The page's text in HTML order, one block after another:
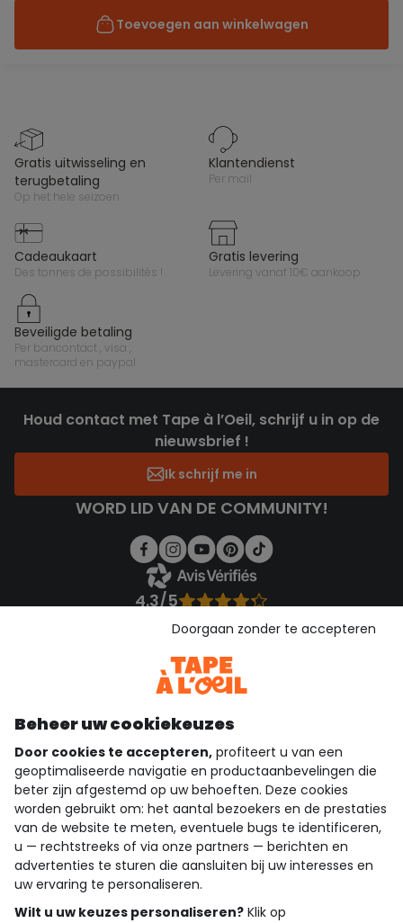
Toevoegen aan winkelwagen
gratis uitwisseling en
terugbetaling
op het hele seizoen
klantendienst
per mail
cadeaukaart
des tonnes de possibilités !
gratis levering
levering vanaf 10€ aankoop
beveiligde betaling
per bancontact , visa ,
mastercard en paypal
Houd contact met Tape à l’Oeil, schrijf u in op de
nieuwsbrief !
Ik schrijf me in
WORD LID VAN DE COMMUNITY!
4.3/5
Bekijk de vertrouwensverklaring
Download onze applicatie
Ontdek onze applicatie
wie zijn we?
hulp nodig
loyalty club
onze catalogus
Beheer uw cookiekeuzes
Door cookies te accepteren, profiteert u van een
geoptimaliseerde navigatie en productaanbevelingen die
beter zijn afgestemd op uw behoeften. Deze cookies
worden gebruikt om: het aantal bezoekers en de prestaties
van de website te meten, eventuele bugs te identificeren,
u — rechtstreeks of via onze partners — berichten en
advertenties te sturen die aansluiten bij uw interesses en
uw ervaring te personaliseren.
Wilt u uw keuzes personaliseren? Klik op
Doorgaan zonder te accepteren